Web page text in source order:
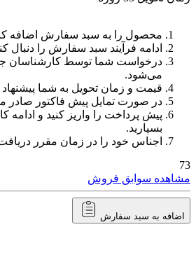
محصول را به سبد سفارش اضافه کنید.
ادامه فرآیند سبد سفارش را دنبال کنید.
درخواست شما توسط کارشناسان جوان
می‌شود.
قیمت و زمان تحویل به شما پیشنهاد داده
در صورت تمایل پیش فاکتور صادر می
پیش پرداخت را واریز کنید و ادامه کار را
بسپارید.
اجناس خود را در زمان مقرر دریافت کنید.
سوابق فروش
به سبد سفارش